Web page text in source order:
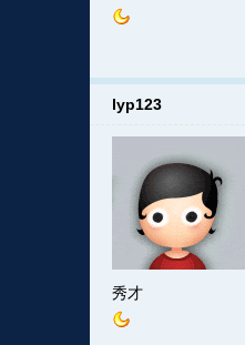
lyp123
秀才